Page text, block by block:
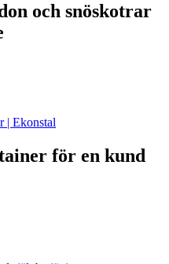
och snöskotrar
för en kund